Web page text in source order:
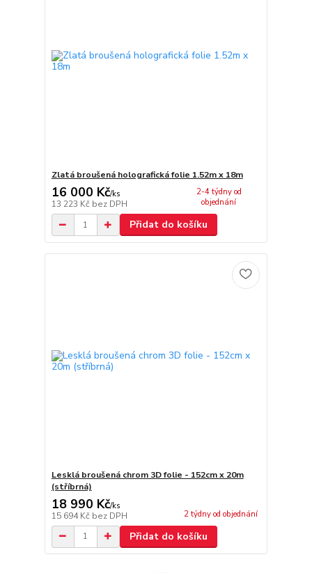
Zlatá broušená holografická folie 1.52m x 18m
16 000 Kč/ks
13 223 Kč bez DPH
2-4 týdny od
objednání
Přidat do košíku
Lesklá broušená chrom 3D folie - 152cm x 20m
(stříbrná)
18 990 Kč/ks
15 694 Kč bez DPH 2 týdny od objednání
Přidat do košíku